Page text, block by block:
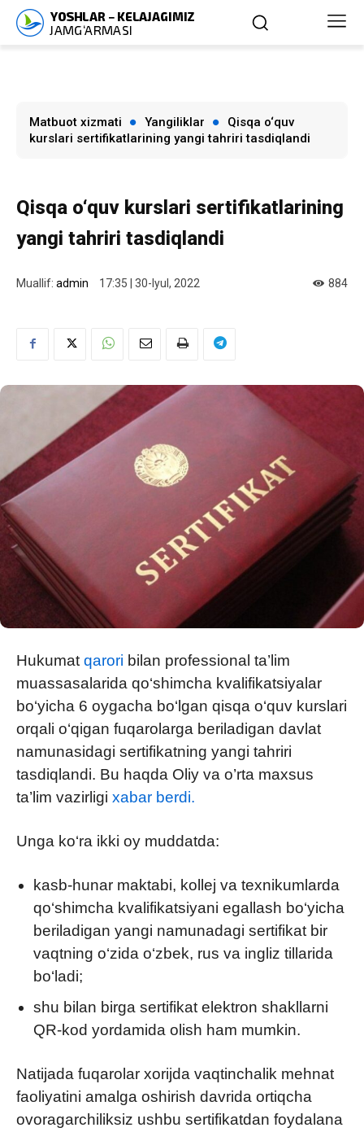
Matbuot xizmati Yangiliklar
Qisqa o‘quv
kurslari sertifikatlarining yangi tahriri tasdiqlandi
Qisqa o‘quv kurslari sertifikatlarining
yangi tahriri tasdiqlandi
Muallif: admin 17:35 | 30-Iyul, 2022 884
Hukumat qarori bilan professional ta’lim
muassasalarida qo‘shimcha kvalifikatsiyalar
bo‘yicha 6 oygacha bo‘lgan qisqa o‘quv kurslari
orqali o‘qigan fuqarolarga beriladigan davlat
namunasidagi sertifikatning yangi tahriri
tasdiqlandi. Bu haqda Oliy va o’rta maxsus
ta’lim vazirligi xabar berdi.
Unga ko‘ra ikki oy muddatda:
kasb-hunar maktabi, kollej va texnikumlarda
qo‘shimcha kvalifikatsiyani egallash bo‘yicha
beriladigan yangi namunadagi sertifikat bir
vaqtning o‘zida o‘zbek, rus va ingliz tillarida
bo‘ladi;
shu bilan birga sertifikat elektron shakllarni
QR-kod yordamida olish ham mumkin.
Natijada fuqarolar xorijda vaqtinchalik mehnat
faoliyatini amalga oshirish davrida ortiqcha
ovoragarchiliksiz ushbu sertifikatdan foydalana